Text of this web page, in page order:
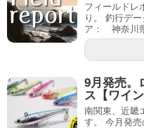
フィールドレ
り。 釣行デ
ア： 神奈川
9月発売。
ス【ワイ
南関東、近畿
す。 今月発